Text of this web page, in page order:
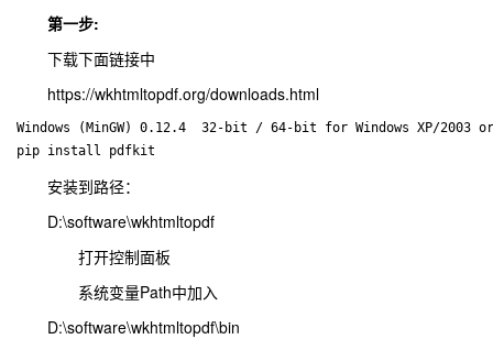
第一步:
下载下面链接中
https://wkhtmltopdf.org/downloads.html
pip install pdfkit
安装到路径：
D:\software\wkhtmltopdf
打开控制面板
系统变量Path中加入
D:\software\wkhtmltopdf\bin